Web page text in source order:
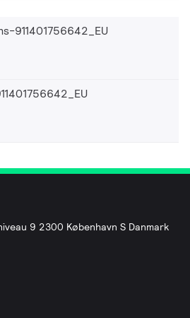
911401756642_EU
9 2300 København S Danmark